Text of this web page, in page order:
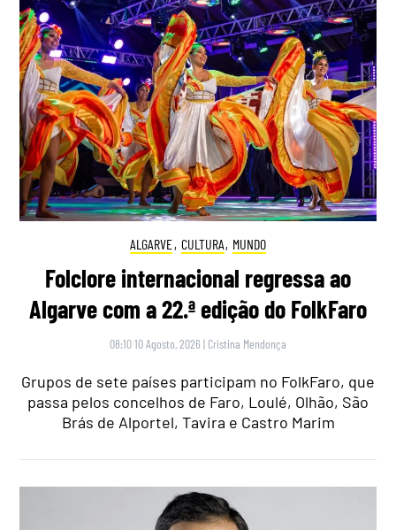
ALGARVE, CULTURA, MUNDO
Folclore internacional regressa ao
Algarve com a 22.ª edição do FolkFaro
08:10 10 Agosto, 2026 | Cristina Mendonça
Grupos de sete países participam no FolkFaro, que
passa pelos concelhos de Faro, Loulé, Olhão, São
Brás de Alportel, Tavira e Castro Marim